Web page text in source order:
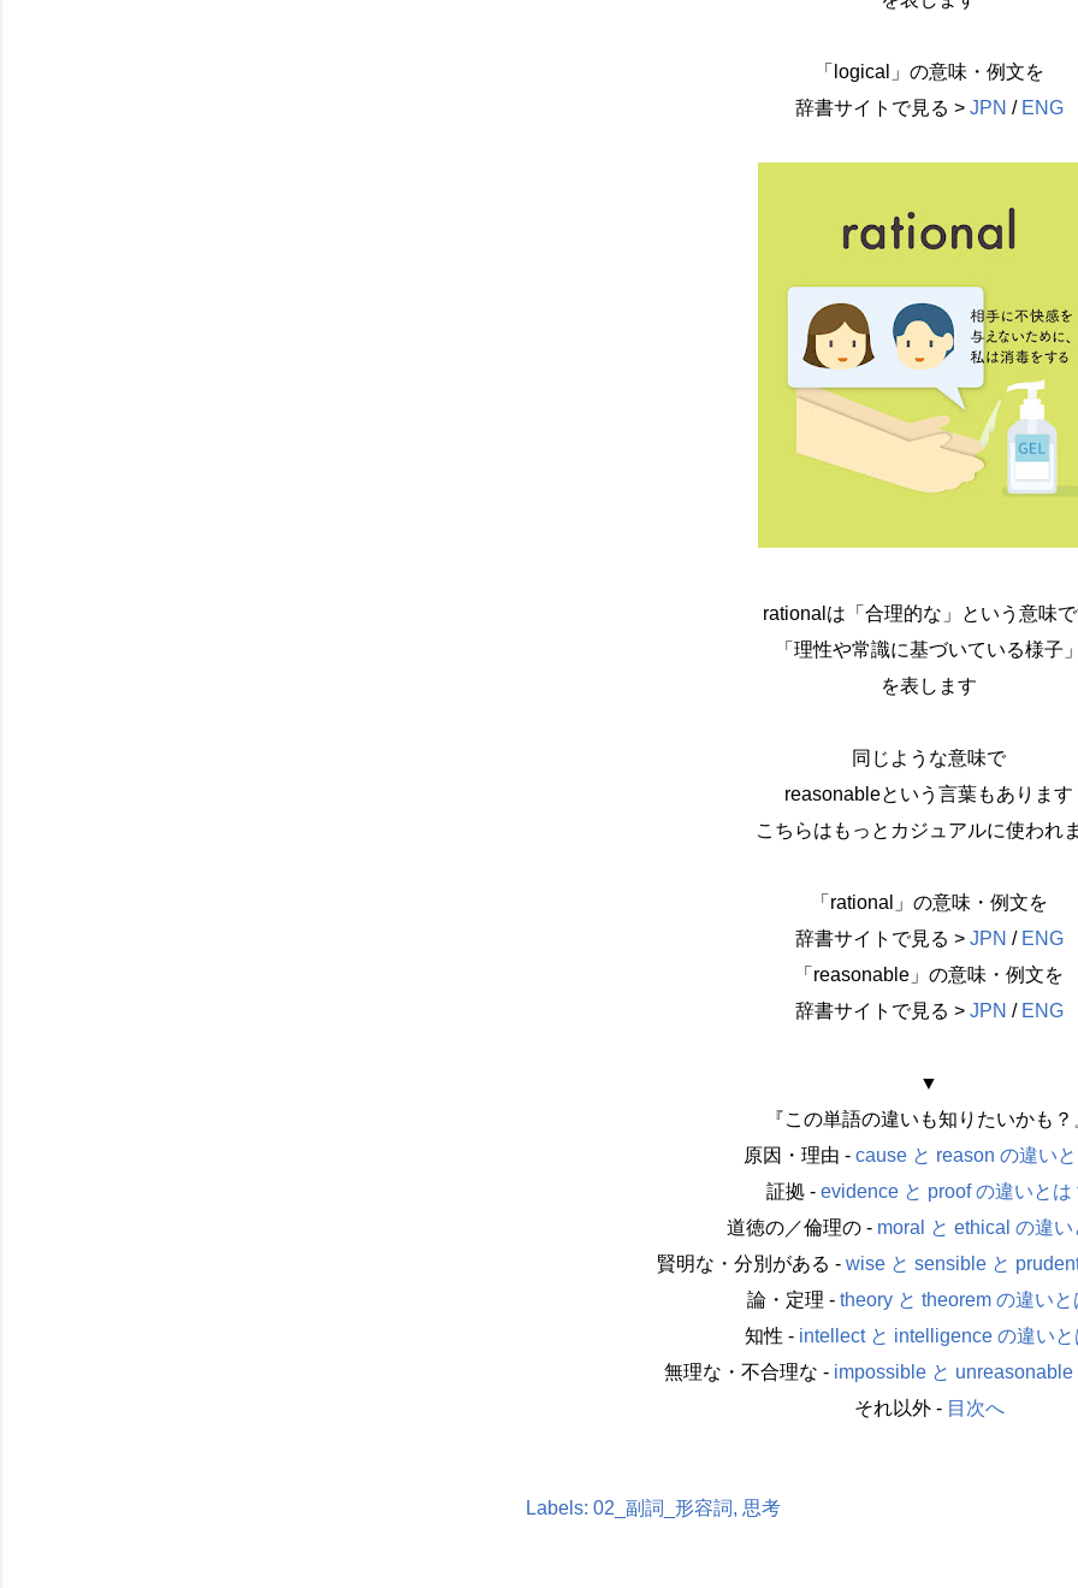
「logical」の意味・例文を
辞書サイトで見る > JPN / ENG
rationalは「合理的な」という意味
「理性や常識に基づいている様子」
を表します
同じような意味で
reasonableという言葉もあります
こちらはもっとカジュアルに使われ
「rational」の意味・例文を
辞書サイトで見る > JPN / ENG
「reasonable」の意味・例文を
辞書サイトで見る > JPN / ENG
▼
『この単語の違いも知りたいかも？
原因・理由 - cause と reason の違いと
証拠 - evidence と proof の違いとは
道徳の／倫理の - moral と ethical の違い
賢明な・分別がある - wise と sensible と
論・定理 - theory と theorem の違いと
知性 - intellect と intelligence の違いと
無理な・不合理な - impossible と unreasonable
それ以外 - 目次へ
Labels: 02_副詞_形容詞 思考